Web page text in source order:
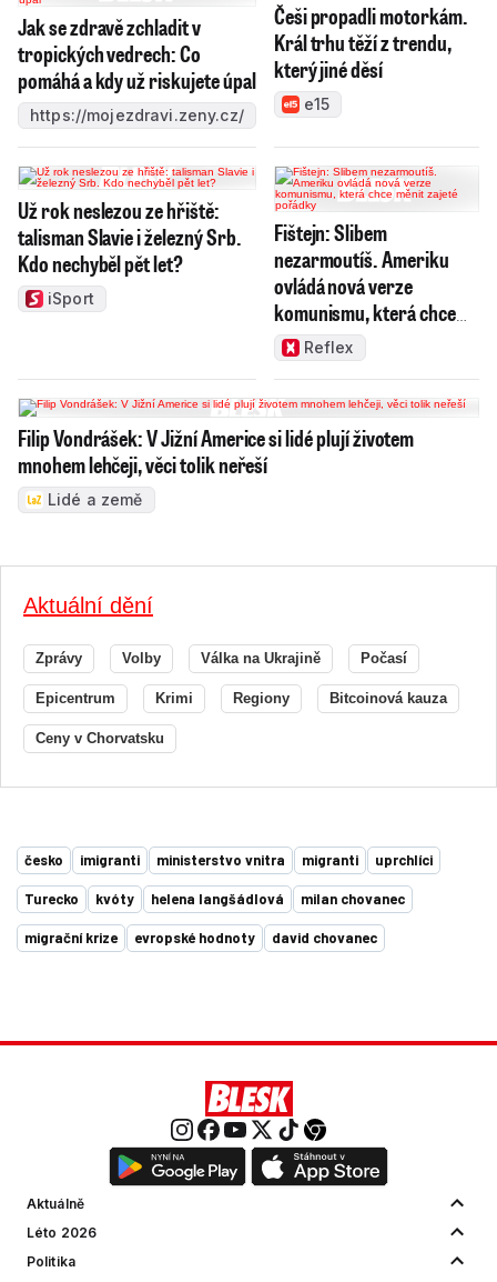
Jak se zdravě zchladit v
tropických vedrech: Co
pomáhá a kdy už riskujete úpal
https://mojezdravi.zeny.cz/
Češi propadli motorkám.
Král trhu těží z trendu,
který jiné děsí
e15
Už rok neslezou ze hřiště:
talisman Slavie i železný Srb.
Kdo nechyběl pět let?
iSport
Fištejn: Slibem
nezarmoutíš. Ameriku
ovládá nová verze
komunismu, která chce
měnit zajeté pořádky
Reflex
Filip Vondrášek: V Jižní Americe si lidé plují životem
mnohem lehčeji, věci tolik neřeší
Lidé a země
Aktuální dění
Zprávy Volby Válka na Ukrajině Počasí
Epicentrum Krimi Regiony Bitcoinová kauza
Ceny v Chorvatsku
česko imigranti ministerstvo vnitra migranti uprchlíci
Turecko kvóty helena langšádlová milan chovanec
migrační krize evropské hodnoty david chovanec
Aktuálně
Léto 2026
Politika